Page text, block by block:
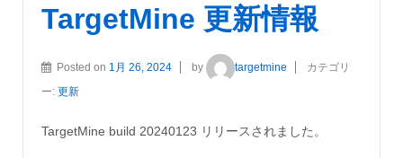
TargetMine 更新情報
Posted on 1月 26, 2024 by targetmine
カテゴリ
ー: 更新
TargetMine build 20240123 リリースされました。